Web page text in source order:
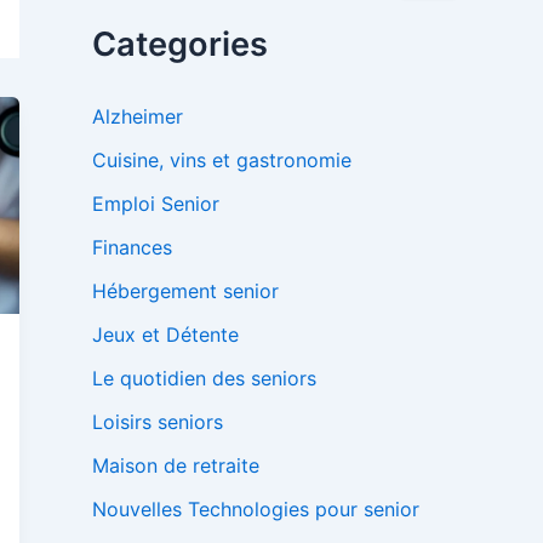
h
e
h
e
Categories
Alzheimer
Cuisine, vins et gastronomie
Emploi Senior
Finances
Hébergement senior
Jeux et Détente
Le quotidien des seniors
Loisirs seniors
Maison de retraite
Nouvelles Technologies pour senior